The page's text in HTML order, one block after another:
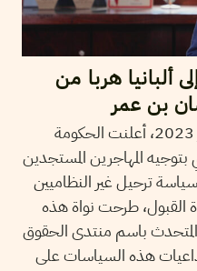
ألبانيا هربا من
بن عمر
في الاسبوع الثاني من شهر نوفمبر 2023، أعلنت الحكومة
المهاجرين المستجدين
ترحيل غير النظاميين
القبول، طرحت نواة هذه
باسم منتدى الحقوق
هذه السياسات على